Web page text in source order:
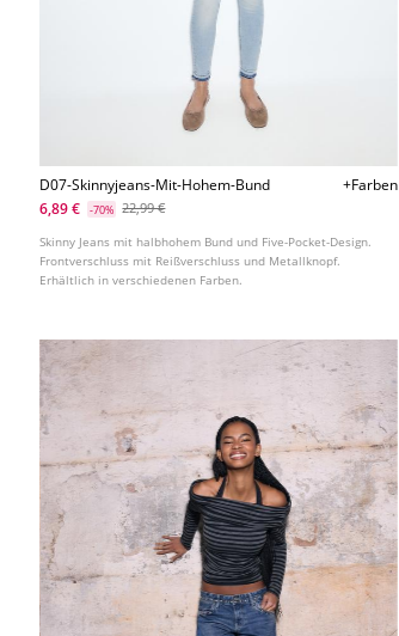
D07-Skinnyjeans-Mit-Hohem-Bund
+Farben
6,89 €
-70% 22,99 €
Skinny Jeans mit halbhohem Bund und Five-Pocket-Design.
Frontverschluss mit Reißverschluss und Metallknopf.
Erhältlich in verschiedenen Farben.